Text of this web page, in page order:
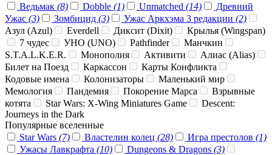
Ведьмак (8) Dobble (1) Unmatched (14)
Древний
Ужас (3) Зомбицид (3) Ужас Аркхэма 3 редакции (2)
Азул (Azul)
Everdell Диксит (Dixit)
Крылья (Wingspan)
7 чудес
УНО (UNO) Pathfinder
Манчкин
S.T.A.L.K.E.R.
Монополия Активити
Алиас (Alias)
Билет на Поезд
Каркассон
Карты Конфликта
Кодовые имена
Колонизаторы
Маленький мир
Мемология
Пандемия Покорение Марса
Взрывные
котята
Star Wars: X-Wing Miniatures Game
Descent:
Journeys in the Dark
Популярные вселенные
Star Wars (7) Властелин колец (28) Игра престолов (1)
Ужасы Лавкрафта (10) Dungeons & Dragons (3)